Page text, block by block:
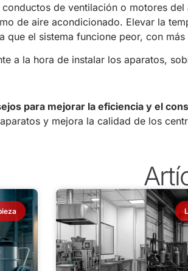
de ventilación o motores
de aire acondicionado. Elevar la
que el sistema funcione peor, con
a la hora de instalar los aparatos,
para mejorar la eficiencia y el
y mejora la calidad de los